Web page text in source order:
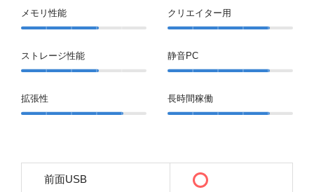
メモリ性能
ストレージ性能
拡張性
クリエイター用
静音PC
長時間稼働
前面USB